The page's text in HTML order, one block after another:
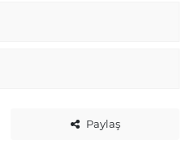
Paylaş